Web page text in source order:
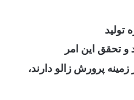
تولید
و تحقق این امر
پرورش زالو دارند،